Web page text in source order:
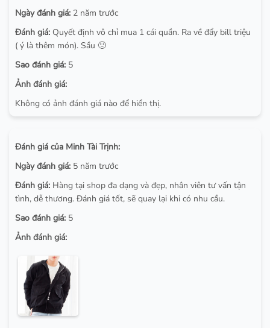
Ngày đánh giá: 2 năm trước
Đánh giá: Quyết định vô chỉ mua 1 cái quần. Ra về đẩy bill triệu
( ý là thêm món). Sầu 🙁
Sao đánh giá: 5
Ảnh đánh giá:
Không có ảnh đánh giá nào để hiển thị.
Đánh giá của Minh Tài Trịnh:
Ngày đánh giá: 5 năm trước
Đánh giá: Hàng tại shop đa dạng và đẹp, nhân viên tư vấn tận
tình, dễ thương. Đánh giá tốt, sẽ quay lại khi có nhu cầu.
Sao đánh giá: 5
Ảnh đánh giá: